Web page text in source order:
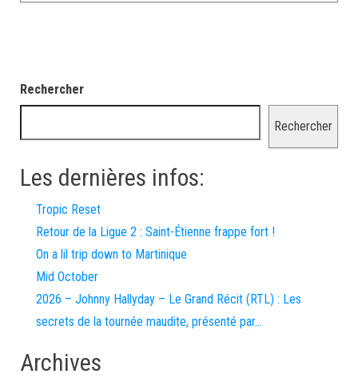
Rechercher
Rechercher
Les dernières infos:
Tropic Reset
Retour de la Ligue 2 : Saint-Étienne frappe fort !
On a lil trip down to Martinique
Mid October
2026 – Johnny Hallyday – Le Grand Récit (RTL) : Les
secrets de la tournée maudite, présenté par…
Archives